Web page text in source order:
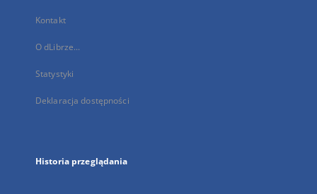
Kontakt
O dLibrze...
Statystyki
Deklaracja dostępności
Historia przeglądania